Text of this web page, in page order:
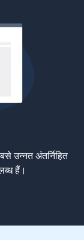
उन्नत अंतर्निहित
हैं।